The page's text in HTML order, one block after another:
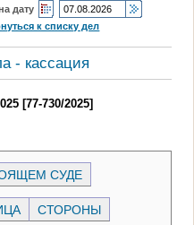
дату
к списку дел
- кассация
[77-730/2025]
СУДЕ
СТОРОНЫ